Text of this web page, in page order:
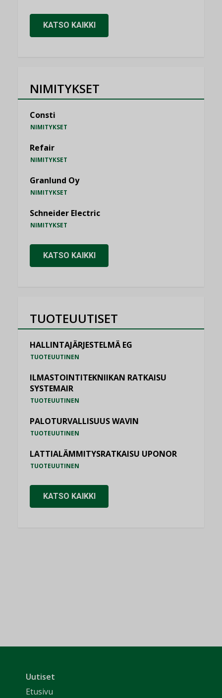
KATSO KAIKKI
NIMITYKSET
Consti
NIMITYKSET
Refair
NIMITYKSET
Granlund Oy
NIMITYKSET
Schneider Electric
NIMITYKSET
KATSO KAIKKI
TUOTEUUTISET
HALLINTAJÄRJESTELMÄ EG
TUOTEUUTINEN
ILMASTOINTITEKNIIKAN RATKAISU
SYSTEMAIR
TUOTEUUTINEN
PALOTURVALLISUUS WAVIN
TUOTEUUTINEN
LATTIALÄMMITYSRATKAISU UPONOR
TUOTEUUTINEN
KATSO KAIKKI
Uutiset
Etusivu